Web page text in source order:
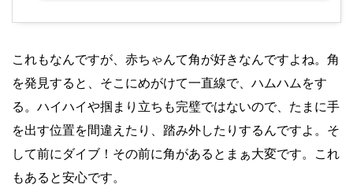
これもなんですが、赤ちゃんて角が好きなんですよね。角
を発見すると、そこにめがけて一直線で、ハムハムをす
る。ハイハイや掴まり立ちも完璧ではないので、たまに手
を出す位置を間違えたり、踏み外したりするんですよ。そ
して前にダイブ！その前に角があるとまぁ大変です。これ
もあると安心です。